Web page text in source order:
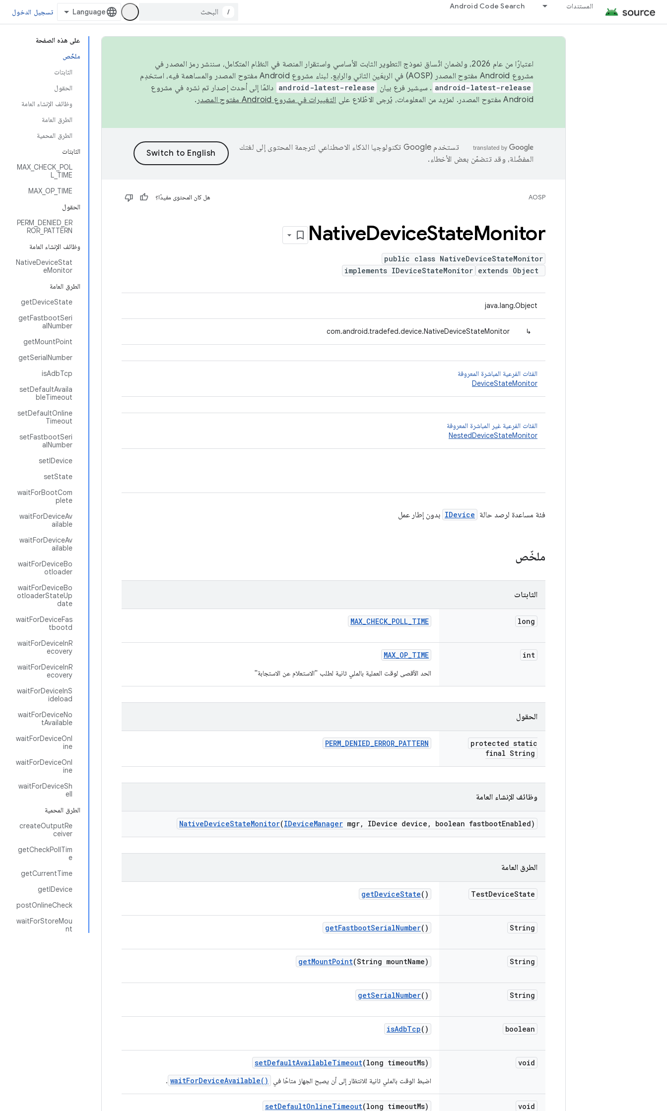
المستندات Android Code Search
/ تسجيل الدخول
على هذه الصفحة
ملخّص
الثابتات
الحقول
وظائف الإنشاء العامة
الطرق العامة
الطرق المحمية
الثابتات
MAX_CHECK_POL
L_TIME
MAX_OP_TIME
الحقول
PERM_DENIED_ER
ROR_PATTERN
وظائف الإنشاء العامة
NativeDeviceStat
eMonitor
الطرق العامة
getDeviceState
getFastbootSeri
alNumber
getMountPoint
getSerialNumber
isAdbTcp
setDefaultAvaila
bleTimeout
setDefaultOnline
Timeout
setFastbootSeri
alNumber
setIDevice
setState
waitForBootCom
plete
waitForDeviceAv
ailable
waitForDeviceAv
ailable
waitForDeviceBo
otloader
waitForDeviceBo
otloaderStateUp
date
waitForDeviceFas
tbootd
waitForDeviceInR
ecovery
waitForDeviceInR
ecovery
waitForDeviceInS
ideload
waitForDeviceNo
tAvailable
waitForDeviceOnl
ine
waitForDeviceOnl
ine
waitForDeviceSh
ell
الطرق المحمية
createOutputRe
ceiver
getCheckPollTim
e
getCurrentTime
getIDevice
postOnlineCheck
waitForStoreMou
nt
اعتبارًا من عام 2026، ولضمان اتّساق نموذج التطوير الثابت الأساسي واستقرار المنصة في النظام المتكامل، سننشر رمز المصدر في
مشروع Android مفتوح المصدر (AOSP) في الربعَين الثاني والرابع. لبناء مشروع Android مفتوح المصدر والمساهمة فيه، استخدِم
android-latest-release . سيشير فرع بيان android-latest-release دائمًا إلى أحدث إصدار تم نشره في مشروع
Android مفتوح المصدر. لمزيد من المعلومات، يُرجى الاطّلاع على
التغييرات في مشروع Android مفتوح المصدر .
تستخدم Google تكنولوجيا الذكاء الاصطناعي لترجمة المحتوى إلى لغتك
المفضّلة، وقد تتضمّن بعض الأخطاء.
AOSP هل كان المحتوى مفيدًا؟
NativeDeviceStateMonitor
public class NativeDeviceStateMonitor
extends Object
implements IDeviceStateMonitor
java.lang.Object
↳
com.android.tradefed.device.NativeDeviceStateMonitor
الفئات الفرعية المباشرة المعروفة
DeviceStateMonitor
الفئات الفرعية غير المباشرة المعروفة
NestedDeviceStateMonitor
فئة مساعدة لرصد حالة IDevice بدون إطار عمل
ملخّص
الثابتات
long
MAX_CHECK_POLL_TIME
int
MAX_OP_TIME
الحد الأقصى لوقت العملية بالملي ثانية لطلب "الاستعلام عن الاستجابة"
الحقول
protected static
final String
PERM_DENIED_ERROR_PATTERN
وظائف الإنشاء العامة
NativeDeviceStateMonitor(IDeviceManager mgr, IDevice device , boolean fastbootEnabled)
الطرق العامة
TestDeviceState
getDeviceState()
String
getFastbootSerialNumber()
String
getMountPoint(String mountName)
String
getSerialNumber()
boolean
isAdbTcp()
void
setDefaultAvailableTimeout(long timeoutMs)
اضبط الوقت بالملي ثانية للانتظار إلى أن يصبح الجهاز متاحًا في waitForDeviceAvailable()
.
void
setDefaultOnlineTimeout(long timeoutMs)